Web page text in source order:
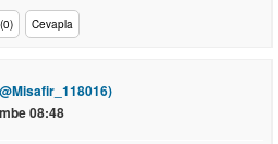
Cevapla
08:48